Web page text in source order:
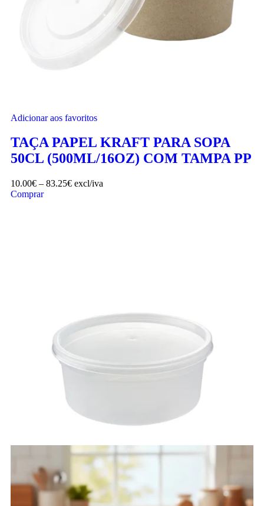
Adicionar aos favoritos
TAÇA PAPEL KRAFT PARA SOPA
50CL (500ML/16OZ) COM TAMPA PP
10.00€ – 83.25€ excl/iva
Comprar